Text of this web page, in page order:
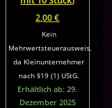
2,00€
Kein
Mehrwertsteuerausweis,
da Kleinunternehmer
nach §19 (1) UStG.
Erhältlich ab: 29.
Dezember 2025